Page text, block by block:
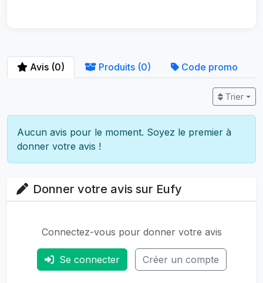
Avis (0) Produits (0) Code promo
Trier
Aucun avis pour le moment. Soyez le premier à
donner votre avis !
Donner votre avis sur Eufy
Connectez-vous pour donner votre avis
Se connecter Créer un compte